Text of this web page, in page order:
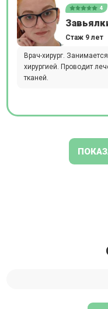
4
Стаж 9 лет
Врач-хирург.
хирургией. Проводит
тканей.